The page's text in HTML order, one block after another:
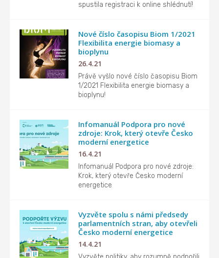
spustila registraci k online shlédnutí!
Nové číslo časopisu Biom 1/2021
Flexibilita energie biomasy a
bioplynu
26.4.21
Právě vyšlo nové číslo časopisu Biom
1/2021 Flexibilita energie biomasy a
bioplynu!
Infomanuál Podpora pro nové
zdroje: Krok, který otevře Česko
moderní energetice
16.4.21
Infomanuál Podpora pro nové zdroje:
Krok, který otevře Česko moderní
energetice
Vyzvěte spolu s námi předsedy
parlamentních stran, aby otevřeli
Česko moderní energetice
14.4.21